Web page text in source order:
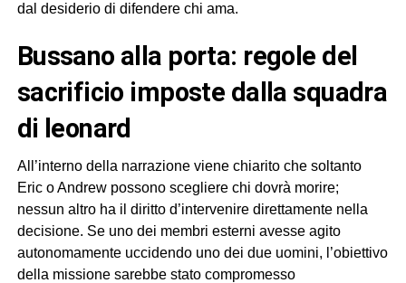
dal desiderio di difendere chi ama.
bussano alla porta: regole del
sacrificio imposte dalla squadra
di leonard
All’interno della narrazione viene chiarito che soltanto
Eric o Andrew possono scegliere chi dovrà morire;
nessun altro ha il diritto d’intervenire direttamente nella
decisione. Se uno dei membri esterni avesse agito
autonomamente uccidendo uno dei due uomini, l’obiettivo
della missione sarebbe stato compromesso